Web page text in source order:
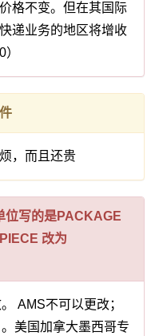
格不变。但在其国际
递业务的地区将增收
，而且还贵
位写的是PACKAGE
改为
AMS不可以更改；
美国加拿大墨西哥专